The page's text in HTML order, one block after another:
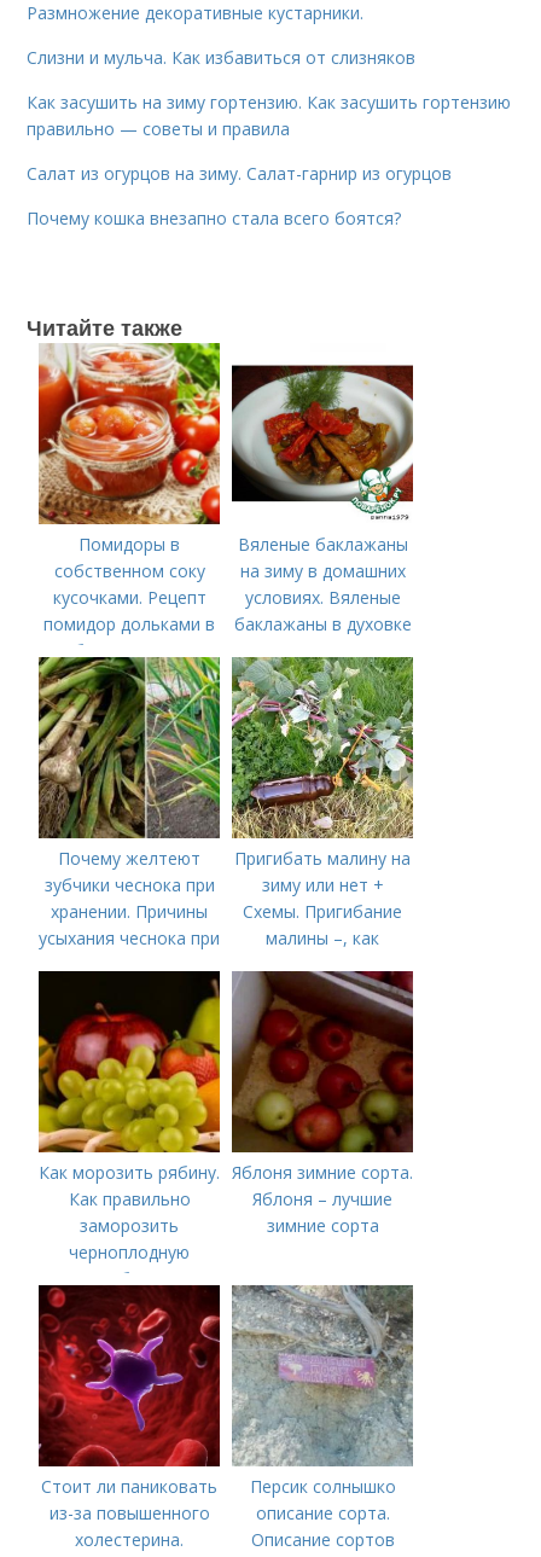
Размножение декоративные кустарники.
Слизни и мульча. Как избавиться от слизняков
Как засушить на зиму гортензию. Как засушить гортензию
правильно — советы и правила
Салат из огурцов на зиму. Салат-гарнир из огурцов
Почему кошка внезапно стала всего боятся?
Читайте также
Помидоры в
собственном соку
кусочками. Рецепт
помидор дольками в
собственном соку
Вяленые баклажаны
на зиму в домашних
условиях. Вяленые
баклажаны в духовке
приготовления на
зиму с фото в
домашних условиях
Почему желтеют
зубчики чеснока при
хранении. Причины
усыхания чеснока при
Пригибать малину на
зиму или нет +
Схемы. Пригибание
малины –, как
когда
Как морозить рябину.
Как правильно
заморозить
черноплодную
рябину
Яблоня зимние сорта.
Яблоня – лучшие
зимние сорта
Стоит ли паниковать
из-за повышенного
холестерина.
Персик солнышко
описание сорта.
Описание сортов